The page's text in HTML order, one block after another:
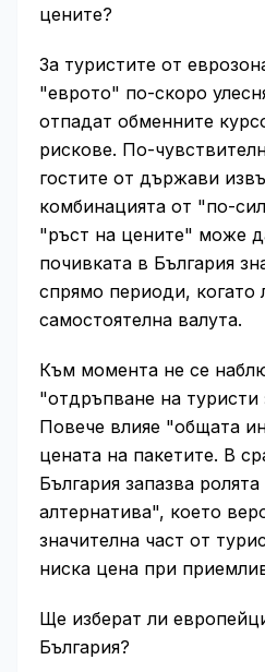
цените?
За туристите от
"еврото" по-скоро
отпадат обменните
рискове. По-
гостите от държави
комбинацията от "по-
"ръст на цените" може
почивката в България
спрямо периоди, когато
самостоятелна валута.
Към момента не се
"отдръпване на туристи
Повече влияе "общата
цената на пакетите. В
България запазва
алтернатива", което
значителна част от
ниска цена при
Ще изберат ли
България?